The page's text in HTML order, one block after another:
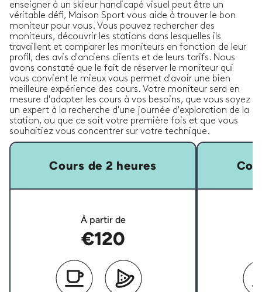
enseigner à un skieur handicapé visuel peut être un
véritable défi, Maison Sport vous aide à trouver le bon
moniteur pour vous. Vous pouvez rechercher des
moniteurs, découvrir les stations dans lesquelles ils
travaillent et comparer les moniteurs en fonction de leur
profil, des avis d'anciens clients et de leurs tarifs. Nous
avons constaté que le fait de réserver le moniteur qui
vous convient le mieux vous permet d'avoir une bien
meilleure expérience des cours. Votre moniteur sera en
mesure d'adapter les cours à vos besoins, que vous soyez
un expert à la recherche d'une journée d'exploration de la
station, ou que ce soit votre première fois et que vous
souhaitiez vous concentrer sur votre technique.
Cours de 2 heures
À partir de
€120